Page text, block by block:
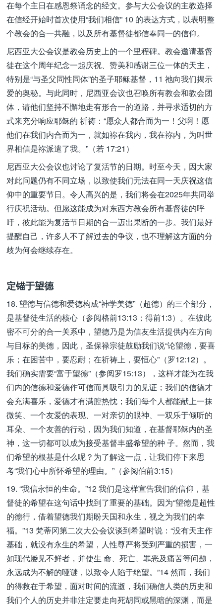
在每个主日在感恩祭诵念的经文。参与大公会议的主教选择
在信经开始时首次使用“我们相信” 10 的表达方式，以表明整
个教会的合一共融，以及所有基督徒都信奉同一的信仰。
尼西亚大公会议是教会历史上的一个里程碑。教会邀请基督
徒在这个周年纪念一起庆祝、赞美和感谢三位一体的天主，
特别是“与圣父同性同体”的圣子耶稣基督，11 祂向我们揭示
爱的奥秘。与此同时，尼西亚会议也召唤所有教会和教会团
体，请他们坚持不懈地走有形合一的道路，并寻求适切的方
式来充分响应耶稣的 祈祷：“愿众人都合而为一！父啊！愿
他们在我们内合而为一，就如祢在我内，我在祢内，为叫世
界相信是祢派遣了我。”（若 17:21）
尼西亚大公会议也讨论了复活节的日期。时至今天，因大家
对此问题仍有不同立场，以致使我们无法在同一天庆祝这信
仰中的重要节日。令人高兴的是，我们将会在2025年共同举
行庆祝活动。但愿这能成为对东西方教会所有基督徒的呼
吁，彼此能为复活节日期的合一迈出果断的一步。我们最好
提醒自己，许多人不了解过去的争议，也不理解这方面的分
歧为何会继续存在。
定锚于望德
18. 望德与信德和爱德构成“神学美德”（超德）的三个部分，
是基督徒生活的核心（参阅格前13:13；得前1:3）。在彼此
密不可分的合一关系中，望德乃是为信友生活提供内在方向
与目标的美德，因此，圣保禄宗徒鼓励我们说“论望德，要喜
乐；在困苦中，要忍耐；在祈祷上，要恒心”（罗12:12）。
我们确实需要“富于望德”（参阅罗15:13），这样才能为在我
们内的信德和爱德作可信而具吸引力的见证；我们的信德才
会充满喜乐，爱德才有满腔热忱；我们每个人都能献上一抹
微笑、一个友爱的表现、一对亲切的眼神、一双乐于倾听的
耳朵、一个友善的行动，因为我们知道，在基督耶稣内的圣
神，这一切都可以成为接受基督丰盛希望的种 子。然而，我
们希望的根基是什么呢？为了解这一点，让我们停下来思
考“我们心中所怀希望的理由。”（参阅伯前3:15）
19. “我信永恒的生命。”12 我们是这样宣告我们的信仰，基
督徒的希望在这句话中找到了重要的基础。因为“望德是超性
的德行，借着望德我们期盼天国和永生，视之为我们的幸
福。”13 梵蒂冈第二次大公会议谈到希望时说：“没有天主作
基础，就没有永生的希望，人性尊严将受到严重的损害，一
如现代屡见不鲜者，并使生 命、死亡、罪恶及痛苦等问题，
永远成为不解的哑谜，以致令人陷于绝望。”14 然而，我们
的得救在于希望，面对时间的流逝，我们确信人类的历史和
我们个人的历史并非注定要走向死胡同或黑暗的深渊，而是